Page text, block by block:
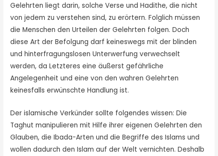
Gelehrten liegt darin, solche Verse und Hadithe, die nicht
von jedem zu verstehen sind, zu erörtern. Folglich müssen
die Men­schen den Urteilen der Gelehrten folgen. Doch
diese Art der Befolgung darf keineswegs mit der blinden
und hinterfragungslosen Unterwerfung verwechselt
werden, da Letzteres eine äußerst ge­fährliche
Angelegenheit und eine von den wahren Gelehrten
keinesfalls erwünschte Handlung ist.
Der islamische Verkünder sollte folgendes wissen: Die
Taghut manipulieren mit Hilfe ihrer eigenen Gelehrten den
Glauben, die Ibada-Arten und die Begriffe des Islams und
wollen dadurch den Islam auf der Welt vernichten. Deshalb